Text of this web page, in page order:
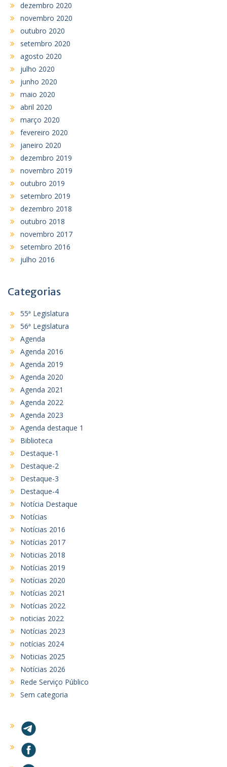
dezembro 2020
novembro 2020
outubro 2020
setembro 2020
agosto 2020
julho 2020
junho 2020
maio 2020
abril 2020
março 2020
fevereiro 2020
janeiro 2020
dezembro 2019
novembro 2019
outubro 2019
setembro 2019
dezembro 2018
outubro 2018
novembro 2017
setembro 2016
julho 2016
Categorias
55ª Legislatura
56ª Legislatura
Agenda
Agenda 2016
Agenda 2019
Agenda 2020
Agenda 2021
Agenda 2022
Agenda 2023
Agenda destaque 1
Biblioteca
Destaque-1
Destaque-2
Destaque-3
Destaque-4
Notícia Destaque
Notícias
Notícias 2016
Notícias 2017
Noticias 2018
Notícias 2019
Notícias 2020
Notícias 2021
Notícias 2022
noticias 2022
Notícias 2023
notícias 2024
Noticias 2025
Notícias 2026
Rede Serviço Público
Sem categoria